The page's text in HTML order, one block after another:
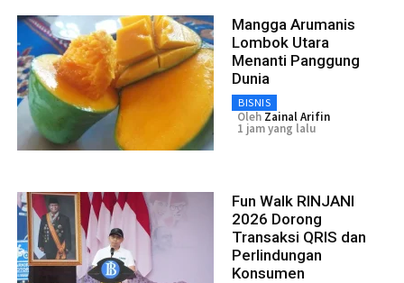
Mangga Arumanis
Lombok Utara
Menanti Panggung
Dunia
BISNIS
Oleh Zainal Arifin
1 jam yang lalu
Fun Walk RINJANI
2026 Dorong
Transaksi QRIS dan
Perlindungan
Konsumen